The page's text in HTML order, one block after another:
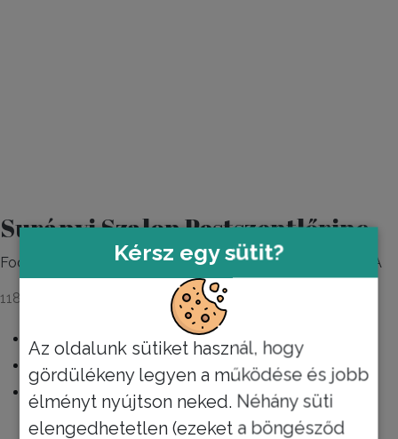
Surányi Szalon Pestszentlőrinc
Fodrászat, hajgyógyászat, kozmetika, fejmosós Head SPA
1186 Budapest, Sina Simon Sétány 30
Kérsz egy sütit?
Az oldalunk sütiket használ, hogy
gördülékeny legyen a működése és jobb
élményt nyújtson neked. Néhány süti
elengedhetetlen (ezeket a böngésződ